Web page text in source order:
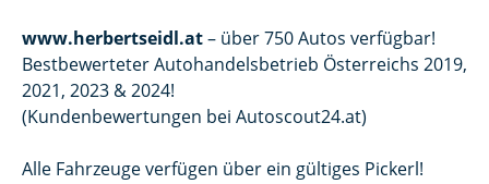
www.herbertseidl.at– über 750 Autos verfügbar!
Bestbewerteter Autohandelsbetrieb Österreichs 2019,
2021, 2023 & 2024!
(Kundenbewertungen bei Autoscout24.at)
Alle Fahrzeuge verfügen über ein gültiges Pickerl!